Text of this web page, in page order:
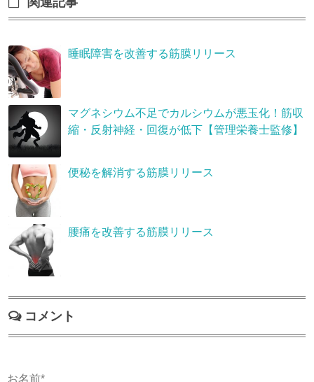
睡眠障害を改善する筋膜リリース
マグネシウム不足でカルシウムが悪玉化！筋収
縮・反射神経・回復が低下【管理栄養士監修】
便秘を解消する筋膜リリース
腰痛を改善する筋膜リリース
コメント